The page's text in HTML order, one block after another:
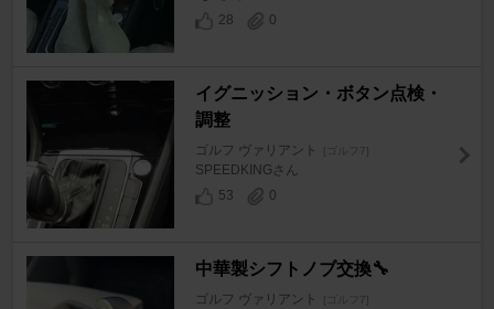
28
0
イグニッション・ボタン点検・
調整
ゴルフ ヴァリアント [ゴルフ7]
SPEEDKINGさん
53
0
中華製シフトノブ交換🔧
ゴルフ ヴァリアント [ゴルフ7]